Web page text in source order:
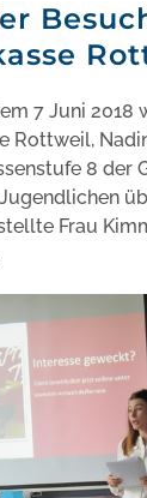
7 Juni 2018
Rottweil,
8 der
Frau